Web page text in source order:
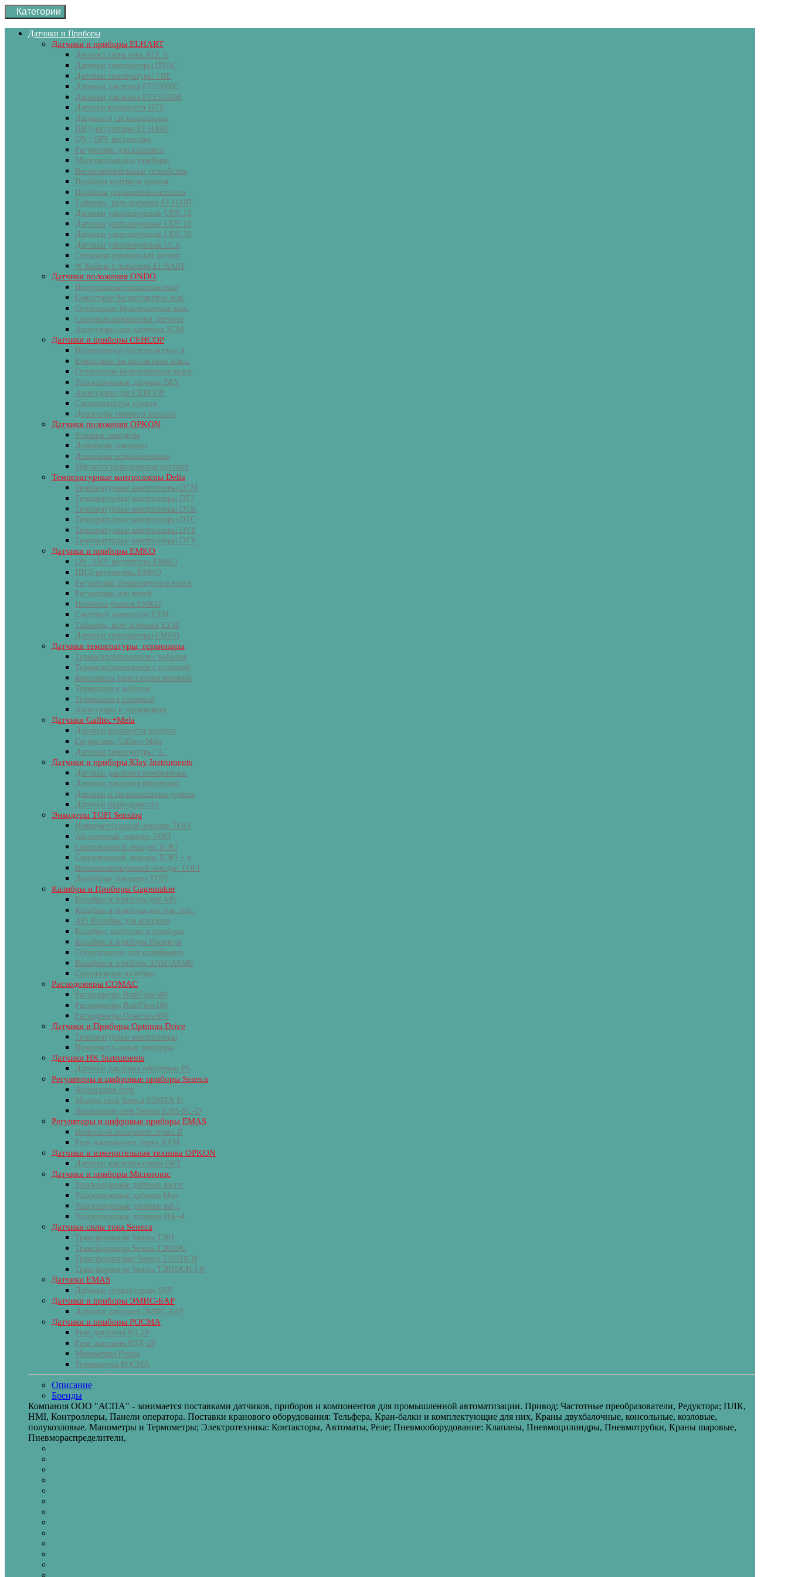
Категории
Датчики и Приборы
Датчики и приборы ELHART
Датчики силы тока ATE.S
Датчики температуры HVAC
Датчики температуры ТRE
Датчики давления PTE5000C
Датчики давления РТЕ1000М
Датчики влажности HTE
Датчики и сигнализаторы
ПИД-регуляторы ELHART
ON / OFF регуляторы
Регуляторы для клапанов
Многоканальные приборы
Весоизмерительные устройства
Приборы контроля уровня
Приборы управления насосами
Таймеры, реле времени ELHART
Датчики ультразвуковые UDS.12
Датчики ультразвуковые UDS.18
Датчики ультразвуковые UDS.30
Датчики ультразвуковые UCS
Специализированный датчик
W Кабель с разъемом ELHART
Датчики положения ONDO
Индуктивные бесконтактные
Емкостные бесконтактные вык.
Оптические бесконтактные вык.
Специализированные датчики
Аксессуары для датчиков SCM
Датчики и приборы СЕНСОР
Индуктивные бесконтактные д.
Емкостные бесконтактные выкл.
Оптические бесконтактные выкл.
Ультразвуковые датчики ВБУ
Аксессуары для СЕНСОР
Сигнализаторы уровня
Детекторы горячего металла
Датчики положения OPKON
Угловые энкодеры
Линейные энкодеры
Линейные потенциометры
Магнитострикционные датчики
Температурные контроллеры Delta
Температурные контроллеры DTM
Температурные контроллеры DT3
Температурные контроллеры DTK
Температурные контроллеры DTC
Температурные контроллеры DVP
Температурные контроллеры DTV
Датчики и приборы EMKO
ON / OFF регуляторы EMKO
ПИД-регуляторы EMKO
Регуляторы температуры и влаги
Регуляторы для печей
Приборы уровня EMKO
Счетчики импульсов EZM
Таймеры, реле времени EZM
Датчики температуры EMKO
Датчики температуры, термопары
Термосопротивления с кабелем
Термосопротивления с головкой
Комплекты термосопротивлений
Термопары с кабелем
Термопары с головкой
Аксессуары к термопарам
Датчики Galltec+Mela
Датчики влажности воздуха
Гигростаты Galltec+Mela
Датчики температуры "L"
Датчики и приборы Klay Instruments
Датчики давления мембранные
Датчики давления общепром.
Датчики и сигнализаторы уровня
Датчики проводимости
Энкодеры TOFI Sensing
Инкрементальный энкодер TOFI
Абсолютный энкодер TOFI
Сверхмощный энкодер TOFI
Сверхмощный энкодер TOFI + в
Взрывозащищенный энкодер TOFI
Линейные энкодеры TOFI
Калибры и Приборы Gagemaker
Калибры и приборы для API
Калибры и приборы для бур. инс.
API Калибры для контроля
Калибры, шаблоны и приборы
Калибры и приборы Премиум
Оборудование для калибровки
Калибры и приборы ANSI/ASME
Специальные калибры
Расходомеры COMAC
Расходомеры BaseFlow300
Расходомеры BaseFlow100
Расходомеры DoseFlow100
Датчики и Приборы Optimus Drive
Температурные контроллеры
Инкрементальные энкодеры
Датчики HK Instruments
Датчики давления общепром PS
Регуляторы и цифровые приборы Seneca
Анализатор сети
Модуль сети Seneca S203TA-D
Анализатор сети Seneca S203-RC-D
Регуляторы и цифровые приборы EMAS
Цифровой амперметр серии R
Реле напряжения серии RAM
Датчики и измерительная техника OPKON
Датчики давления серии OPT
Датчики и приборы Microsonic
Ультразвуковые датчики расст.
Ультразвуковые датчики bks+
Ультразвуковые датчики esf-1
Ультразвуковые датчики dbk+4
Датчики силы тока Seneca
Трансформатор Seneca T201
Трансформатор Seneca T201DC
Трансформаторы Seneca T201DCH
Трансформатор Seneca T201DCH-LP
Датчики EMAS
Датчики уровня серии SKF
Датчики и приборы ЭМИС-БАР
Датчики давления ЭМИС-БАР
Датчики и приборы РОСМА
Реле давления РД-2Р
Реле давления РДД-2Р
Манометры Росма
Термометры РОСМА
Описание
Бренды
Компания ООО "АСПА" - занимается поставками датчиков, приборов и компонентов для промышленной автоматизации. Привод: Частотные преобразователи, Редуктора; ПЛК,
HMI, Контроллеры, Панели оператора. Поставки кранового оборудования: Тельфера, Кран-балки и комплектующие для них, Краны двухбалочные, консольные, козловые,
полукозловые. Манометры и Термометры; Электротехника: Контакторы, Автоматы, Реле; Пневмооборудование: Клапаны, Пневмоцилиндры, Пневмотрубки, Краны шаровые,
Пневмораспределители,